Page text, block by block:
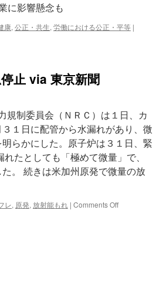
に影響懸念も
康, 公正・共生, 労働における公正・平等 |
止 via 東京新聞
規制委員会（ＮＲＣ）は１日、カ
１日に配管から水漏れがあり、微
らかにした。原子炉は３１日、緊
たとしても「極めて微量」で、
。 続きは米加州原発で微量の放
レ, 原発, 放射能もれ | Comments Offon